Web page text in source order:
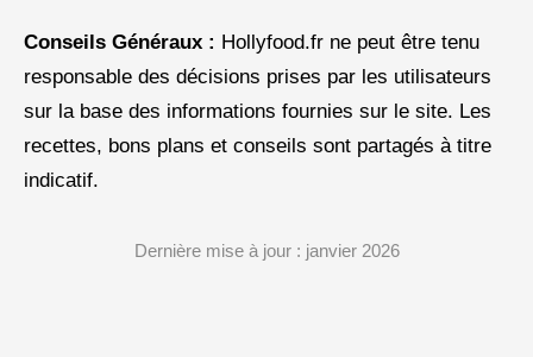
Conseils Généraux : Hollyfood.fr ne peut être tenu
responsable des décisions prises par les utilisateurs
sur la base des informations fournies sur le site. Les
recettes, bons plans et conseils sont partagés à titre
indicatif.
Dernière mise à jour : janvier 2026